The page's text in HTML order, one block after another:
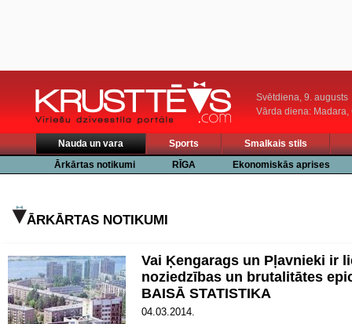
Svētdiena, 9. augusts
Vārda diena: Madara,
Nauda un vara Sports
Smalkais stils
Ārkārtas notikumi
RĪGA Ekonomiskās aprises
ĀRKĀRTAS NOTIKUMI
Vai Ķengarags un Pļavnieki ir
noziedzības un brutalitātes
BAISĀ STATISTIKA
04.03.2014.